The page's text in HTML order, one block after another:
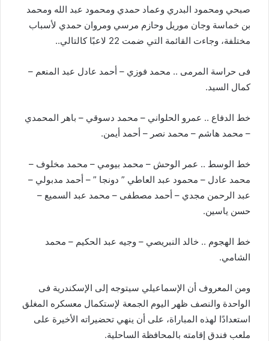
صبحي ومحمود البدري وعماد حمدي ومحمود عبد الله ومحمد
بن خماسة وجان موريل وحازم مرسي ومروان حمدي لأسباب
مختلفة، وجاءت القائمة التي ضمت 22 لاعبًا كالتالي..
فى حراسة المرمى .. محمد فوزي – أحمد عادل عبد المنعم –
كمال السيد.
خط الدفاع .. عمرو الحلواني – محمد دسوقي – باهر المحمدي
– محمد هاشم – محمد نصر – أحمد أيمن.
خط الوسط .. عمر الوحش – محمد بيومي – محمد مخلوف –
محمد عادل – محمود عبد العاطي ” دونجا ” – أحمد مدبولي –
عبد الرحمن مجدي – أحمد مصطفى – محمد عبد السميع –
حسن ياسين.
خط الهجوم .. خالد النبريصي – وجيه عبد الحكيم – محمد
الشامي.
ومن المعروف أن الإسماعيلي سيتوجه إلى الإسكندرية فى
الواحدة والنصف ظهر اليوم الجمعة لإستكمال معسكره المغلق
استعدادًا لهذه المباراة، على أن ينهي تحضيراته الأخيرة على
ملعب فندق إقامته بالمحافظة الساحلية.